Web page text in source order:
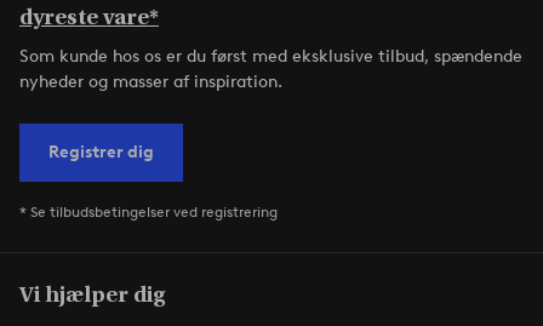
dyreste vare*
Som kunde hos os er du først med eksklusive tilbud, spændende
nyheder og masser af inspiration.
Registrer dig
* Se tilbudsbetingelser ved registrering
Vi hjælper dig